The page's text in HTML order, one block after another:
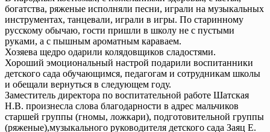
богатства, ряженые исполняли песни, играли на музыкальных
инструментах, танцевали, играли в игры. По старинному
русскому обычаю, гости пришли в школу не с пустыми
руками, а с пышным ароматным караваем.
Хозяева щедро одарили колядовщиков сладостями.
Хороший эмоциональный настрой подарили воспитанники
детского сада обучающимся, педагогам и сотрудникам школы
и обещали вернуться в следующем году.
Заместитель директора по воспитательной работе Шатская
Н.В. произнесла слова благодарности в адрес мальчиков
старшей группы (гномы, ложкари), подготовительной группы
(ряженые),музыкального руководителя детского сада Заяц Е.